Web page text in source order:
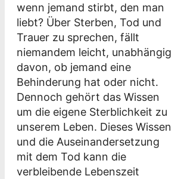
wenn jemand stirbt, den man
liebt? Über Sterben, Tod und
Trauer zu sprechen, fällt
niemandem leicht, unabhängig
davon, ob jemand eine
Behinderung hat oder nicht.
Dennoch gehört das Wissen
um die eigene Sterblichkeit zu
unserem Leben. Dieses Wissen
und die Auseinandersetzung
mit dem Tod kann die
verbleibende Lebenszeit